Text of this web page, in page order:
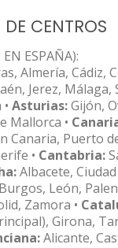
DE CENTROS
ESPAÑA):
Almería, Cádiz,
Jerez, Málaga,
Asturias:Gijón,
Mallorca •
Canaria, Puerto
• Cantabria:
Albacete,
Burgos, León,
Zamora •
Girona,
Alicante,